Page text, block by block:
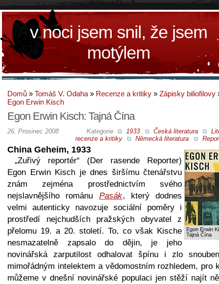
v noci jsem snil, že jsem
motýlem
Domů » Tomáš V. Odaha » Recenze a kritiky » Zápisky biliofilovy
Egon Erwin Kisch
Egon Erwin Kisch: Tajná Čína
Kategorie 1933 Česká literatura
recenze a kritiky
Německá literatura
26. Prosinec 2008
Egon Erwin
Tajná Čína
China Geheim, 1933
„Zuřivý reportér“ (Der rasende Reporter)
Egon Erwin Kisch je dnes širšímu čtenářstvu
znám zejména prostřednictvím svého
nejslavnějšího románu Pasák, který dodnes
velmi autenticky navozuje sociální poměry i
prostředí nejchudších pražských obyvatel z
přelomu 19. a 20. století. To, co však Kische
nesmazatelně zapsalo do dějin, je jeho
novinářská zarputilost odhalovat špínu i zlo
mimořádným intelektem a vědomostním rozhledem, pro
můžeme v dnešní novinářské populaci jen stěží najít